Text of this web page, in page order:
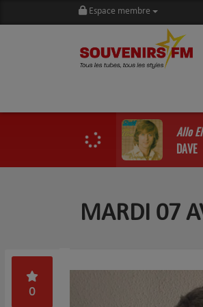
Espace membre
Allo
DAVE
MARDI 07
0